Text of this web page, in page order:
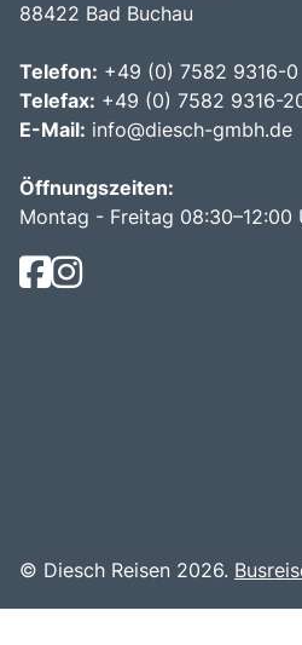
88422 Bad Buchau
Telefon: +49 (0) 7582 9316-0
Telefax: +49 (0) 7582 9316-
E-Mail: info@diesch-gmbh.de
Öffnungszeiten:
Montag - Freitag 08:30–12:00
© Diesch Reisen 2026.